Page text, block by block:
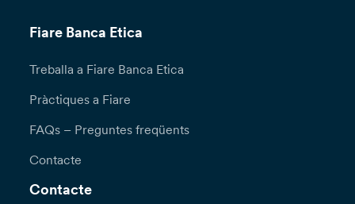
Fiare Banca Etica
Treballa a Fiare Banca Etica
Pràctiques a Fiare
FAQs – Preguntes freqüents
Contacte
Contacte